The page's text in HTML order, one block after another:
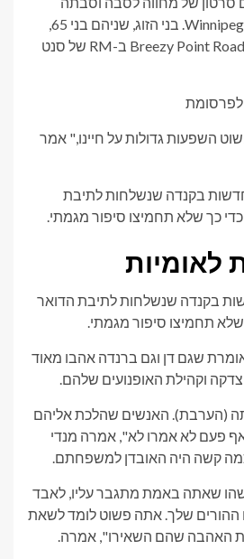
במשחק של Winnipeg Goldeyes. בני הזוג, שניהם בני 65,
מתו בתאונת אופנוע ב-Breezy Point Road ב-RM של סנט
השפעות גדולות על חיינו," אמר
לאומיות
בקנדה שנשלחות לתיבת הדואר
תחמיצו סיפור מגמתי.
שגם דן וגם ברנדה אהבו מאוד
וקהילת האופנועים שלהם.
(הערבת). האנשים שהלכת אליהם
פעם לא אמרו לא", אמרה מנדי
קשה היה האובדן למשפחתם.
שאתה באמת מתגבר עליו, לאבד
ההורים שלך. אתה פשוט לומד לשאת
האהבה שהם השאירו", אמרה.